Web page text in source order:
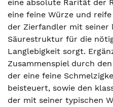
eine absolute Rarität der
eine feine Würze und
der Zierfandler mit seiner
Säurestruktur für die
Langlebigkeit sorgt.
Zusammenspiel durch
der eine feine
beisteuert, sowie den
der mit seiner typischen